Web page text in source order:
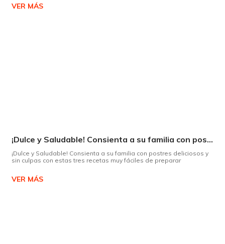
VER MÁS
¡Dulce y Saludable! Consienta a su familia con postres deliciosos y sin culpas
¡Dulce y Saludable! Consienta a su familia con postres deliciosos y
sin culpas con estas tres recetas muy fáciles de preparar
VER MÁS